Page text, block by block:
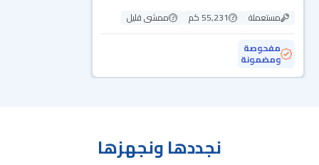
مستعملة
55,231 كم
ممشى قليل
مفحوصة
ومضمونة
نجددها ونجهزها